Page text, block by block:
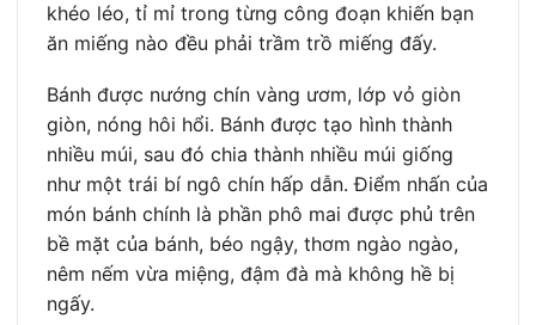
khéo léo, tỉ mỉ trong từng công đoạn khiến bạn
ăn miếng nào đều phải trầm trồ miếng đấy.
Bánh được nướng chín vàng ươm, lớp vỏ giòn
giòn, nóng hôi hổi. Bánh được tạo hình thành
nhiều múi, sau đó chia thành nhiều múi giống
như một trái bí ngô chín hấp dẫn. Điểm nhấn của
món bánh chính là phần phô mai được phủ trên
bề mặt của bánh, béo ngậy, thơm ngào ngào,
nêm nếm vừa miệng, đậm đà mà không hề bị
ngấy.